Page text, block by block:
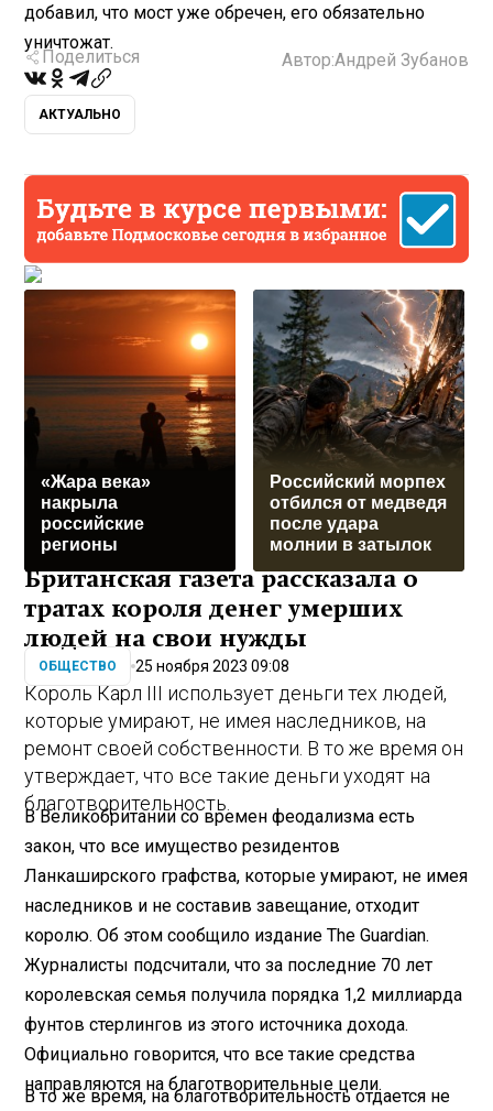
добавил, что мост уже обречен, его обязательно
уничтожат.
Поделиться Автор:Андрей Зубанов
АКТУАЛЬНО
«Жара века»
накрыла
российские
регионы
Российский морпех
отбился от медведя
после удара
молнии в затылок
Британская газета рассказала о
тратах короля денег умерших
людей на свои нужды
ОБЩЕСТВО 25 ноября 2023 09:08
Король Карл III использует деньги тех людей,
которые умирают, не имея наследников, на
ремонт своей собственности. В то же время он
утверждает, что все такие деньги уходят на
благотворительность.
В Великобритании со времен феодализма есть
закон, что все имущество резидентов
Ланкаширского графства, которые умирают, не имея
наследников и не составив завещание, отходит
королю. Об этом сообщило издание The Guardian.
Журналисты подсчитали, что за последние 70 лет
королевская семья получила порядка 1,2 миллиарда
фунтов стерлингов из этого источника дохода.
Официально говорится, что все такие средства
направляются на благотворительные цели.
В то же время, на благотворительность отдается не